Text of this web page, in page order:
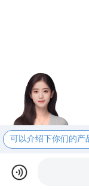
可以介绍下你们的产